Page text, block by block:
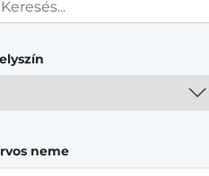
neme